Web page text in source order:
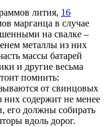
лития, 16
марганца в случае
на свалке –
металлы из них
массы батарей
и другие весьма
помнить:
от свинцовых
них содержит не менее
его должны собирать
вдоль дорог.